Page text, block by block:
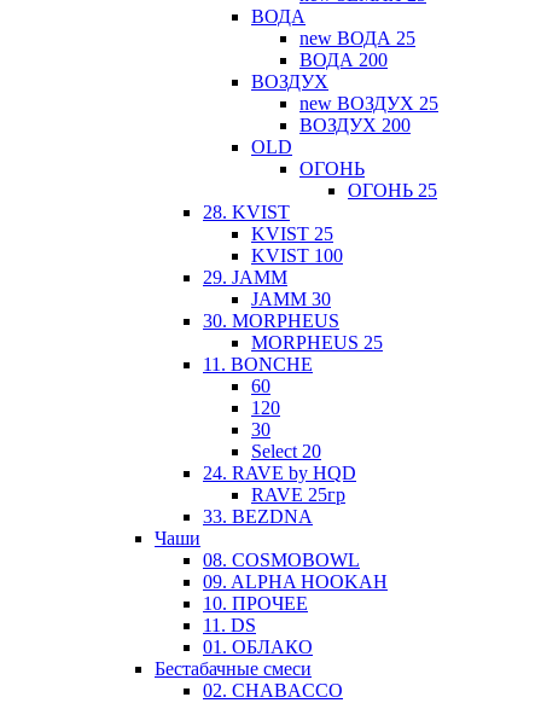
ВОДА
new ВОДА 25
ВОДА 200
ВОЗДУХ
new ВОЗДУХ 25
ВОЗДУХ 200
ОLD
ОГОНЬ
ОГОНЬ 25
28. KVIST
KVIST 25
KVIST 100
29. JAMM
JAMM 30
30. MORPHEUS
MORPHEUS 25
11. BONCHE
60
120
30
Select 20
24. RAVE by HQD
RAVE 25гр
33. BEZDNA
Чаши
08. COSMOBOWL
09. ALPHA HOOKAH
10. ПРОЧЕЕ
11. DS
01. ОБЛАКО
Бестабачные смеси
02. CHABACCO